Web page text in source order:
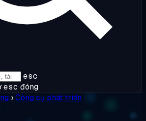
esc
esc đóng
›Công cụ phát triển